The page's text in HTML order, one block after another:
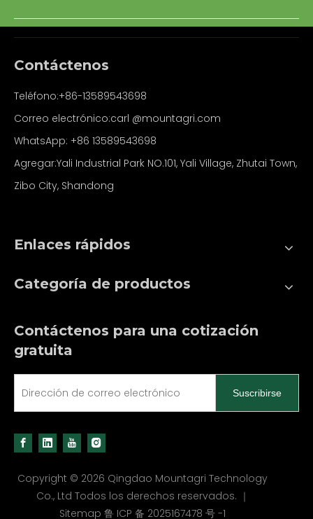
Contáctenos
Teléfono:+86-13589543698
Correo electrónico:carl @mountagri.com
WhatsApp: +86 13589543698
Agregar:Yali Industrial Park NO.101, Yali Village, Zhutai Town,
Zibo City, Shandong
Enlaces rápidos
Categoría de productos
Contáctenos para una cotización
gratuita
Suscribirse
Copyright © 2026 Qingdao Mountagri Technology
Co., Ltd Todos los derechos reservados. ｜
Sitemap 鲁 ICP 备 2025167478 号 -1